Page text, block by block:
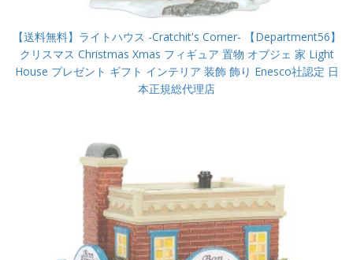
【送料無料】ライトハウス -Cratchit's Corner- 【Department56】
クリスマス Christmas Xmas フィギュア 置物 オブジェ 家 Light
House プレゼント ギフト インテリア 装飾 飾り Enesco社認定 日
本正規総代理店